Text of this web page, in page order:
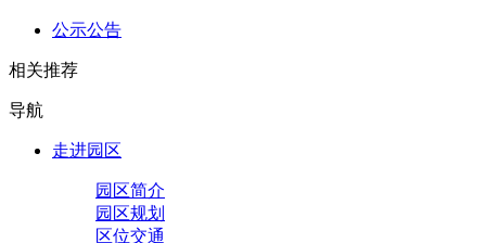
公示公告
相关推荐
导航
走进园区
园区简介
园区规划
区位交通